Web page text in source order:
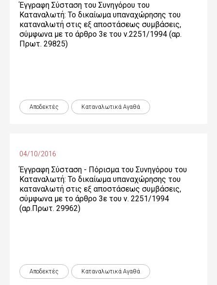
Έγγραφη Σύσταση του Συνηγόρου του
Καταναλωτή: Το δικαίωμα υπαναχώρησης του
καταναλωτή στις εξ αποστάσεως συμβάσεις,
σύμφωνα με το άρθρο 3ε του ν.2251/1994 (αρ.
Πρωτ. 29825)
Αποδεκτές Καταναλωτικά Αγαθά
04/10/2016
Έγγραφη Σύσταση - Πόρισμα του Συνηγόρου του
Καταναλωτή: Το δικαίωμα υπαναχώρησης του
καταναλωτή στις εξ αποστάσεως συμβάσεις,
σύμφωνα με το άρθρο 3ε του ν. 2251/1994
(αρ.Πρωτ. 29962)
Αποδεκτές Καταναλωτικά Αγαθά